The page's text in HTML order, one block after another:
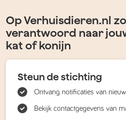
Op Verhuisdieren.nl
verantwoord naar
kat of konijn
Steun de stichting
Ontvang notificaties van
Bekijk contactgegevens van